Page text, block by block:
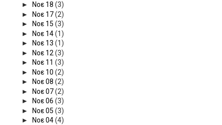
►
Νοε 18 (3)
►
Νοε 17(2)
►
Νοε 15 (3)
►
Νοε 14(1)
►
Νοε 13 (1)
►
Νοε 12 (3)
►
Νοε 11 (3)
►
Νοε 10 (2)
►
Νοε 08 (2)
►
Νοε 07(2)
►
Νοε 06 (3)
►
Νοε 05 (3)
►
Νοε 04(4)